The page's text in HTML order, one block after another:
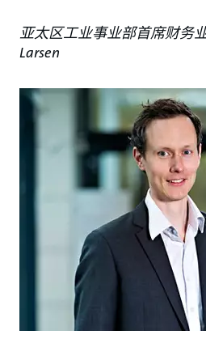
亚太区工业事业部首席财务
Larsen